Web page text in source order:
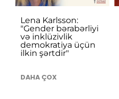
Lena Karlsson:
"Gender bərabərliyi
və inklüzivlik
demokratiya üçün
ilkin şərtdir"
DAHA ÇOX